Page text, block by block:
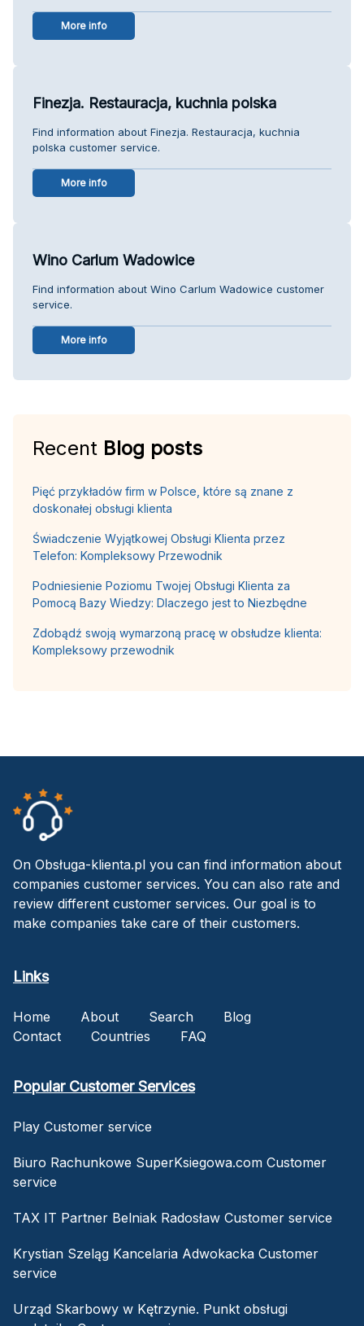
More info
Finezja. Restauracja, kuchnia polska
Find information about Finezja. Restauracja, kuchnia
polska customer service.
More info
Wino Carlum Wadowice
Find information about Wino Carlum Wadowice customer
service.
More info
Recent Blog posts
Pięć przykładów firm w Polsce, które są znane z
doskonałej obsługi klienta
Świadczenie Wyjątkowej Obsługi Klienta przez
Telefon: Kompleksowy Przewodnik
Podniesienie Poziomu Twojej Obsługi Klienta za
Pomocą Bazy Wiedzy: Dlaczego jest to Niezbędne
Zdobądź swoją wymarzoną pracę w obsłudze klienta:
Kompleksowy przewodnik
On Obsługa-klienta.pl you can find information about
companies customer services. You can also rate and
review different customer services. Our goal is to
make companies take care of their customers.
Links
Home About Search
Blog
Contact
Countries FAQ
Popular Customer Services
Play Customer service
Biuro Rachunkowe SuperKsiegowa.com Customer
service
TAX IT Partner Belniak Radosław Customer service
Krystian Szeląg Kancelaria Adwokacka Customer
service
Urząd Skarbowy w Kętrzynie. Punkt obsługi